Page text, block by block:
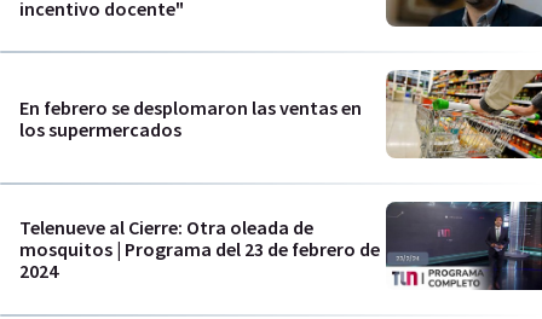
incentivo docente"
En febrero se desplomaron las ventas en
los supermercados
Telenueve al Cierre: Otra oleada de
mosquitos | Programa del 23 de febrero de
2024